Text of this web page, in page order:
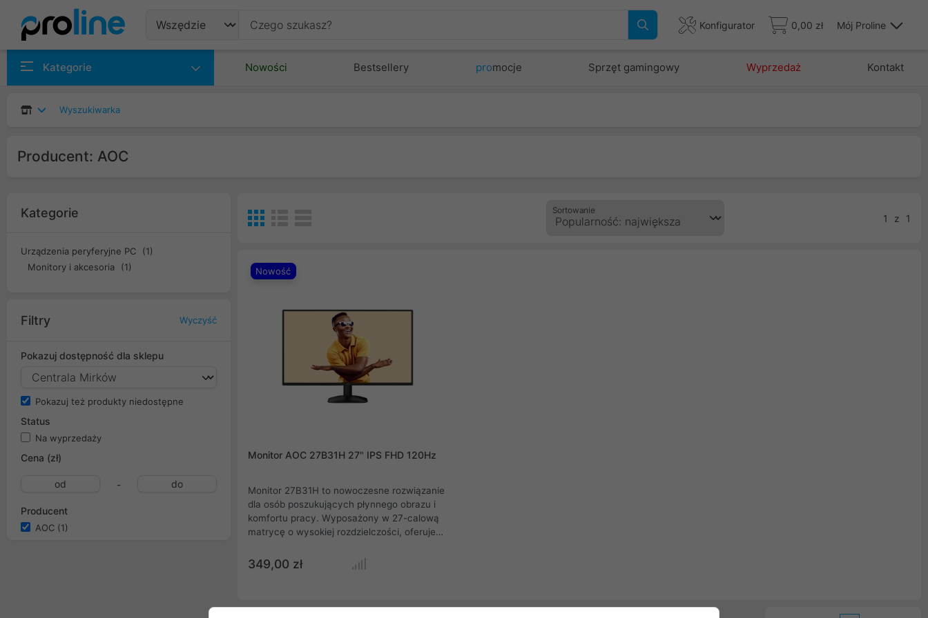
Konfigurator 0,00 zł Mój Proline
Kategorie Nowości Bestsellery promocje Sprzęt gamingowy Wyprzedaż Kontakt
Wyszukiwarka
Producent: AOC
Kategorie
Urządzenia peryferyjne PC
(1)
Monitory i akcesoria
(1)
Filtry Wyczyść
Pokazuj dostępność dla sklepu
Pokazuj też produkty niedostępne
Status
Na wyprzedaży
Cena (zł)
-
Producent
AOC (1)
Sortowanie
1 z 1
Nowość
Monitor AOC 27B31H 27" IPS FHD 120Hz
Monitor 27B31H to nowoczesne rozwiązanie
dla osób poszukujących płynnego obrazu i
komfortu pracy. Wyposażony w 27-calową
matrycę o wysokiej rozdzielczości, oferuje
błyskawiczny czas reakcji 1 ms. Dzięki
zaawansowanej technologii synchronizacji
349,00 zł